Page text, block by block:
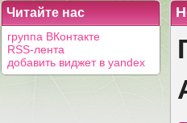
Читайте нас
группа ВКонтакте
RSS-лента
добавить виджет в yandex